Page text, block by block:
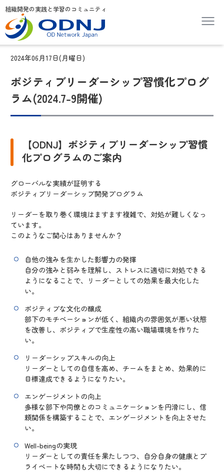
組織開発の実践と学習のコミュニティ
2024年06月17日(月曜日)
ポジティブリーダーシップ習慣化プログ
ラム(2024.7-9開催)
【ODNJ】ポジティブリーダーシップ習慣
化プログラムのご案内
グローバルな実績が証明する
ポジティブリーダーシップ開発プログラム
リーダーを取り巻く環境はますます複雑で、対処が難しくなっ
ています。
このようなご関心はありませんか？
自他の強みを生かした影響力の発揮
自分の強みと弱みを理解し、ストレスに適切に対処できる
ようになることで、リーダーとしての効果を最大化した
い。
ポジティブな文化の醸成
部下のモチベーションが低く、組織内の雰囲気が悪い状態
を改善し、ポジティブで生産性の高い職場環境を作りた
い。
リーダーシップスキルの向上
リーダーとしての自信を高め、チームをまとめ、効果的に
目標達成できるようになりたい。
エンゲージメントの向上
多様な部下や同僚とのコミュニケーションを円滑にし、信
頼関係を構築することで、エンゲージメントを向上させた
い。
Well-beingの実現
リーダーとしての責任を果たしつつ、自分自身の健康とプ
ライベートな時間も大切にできるようになりたい。